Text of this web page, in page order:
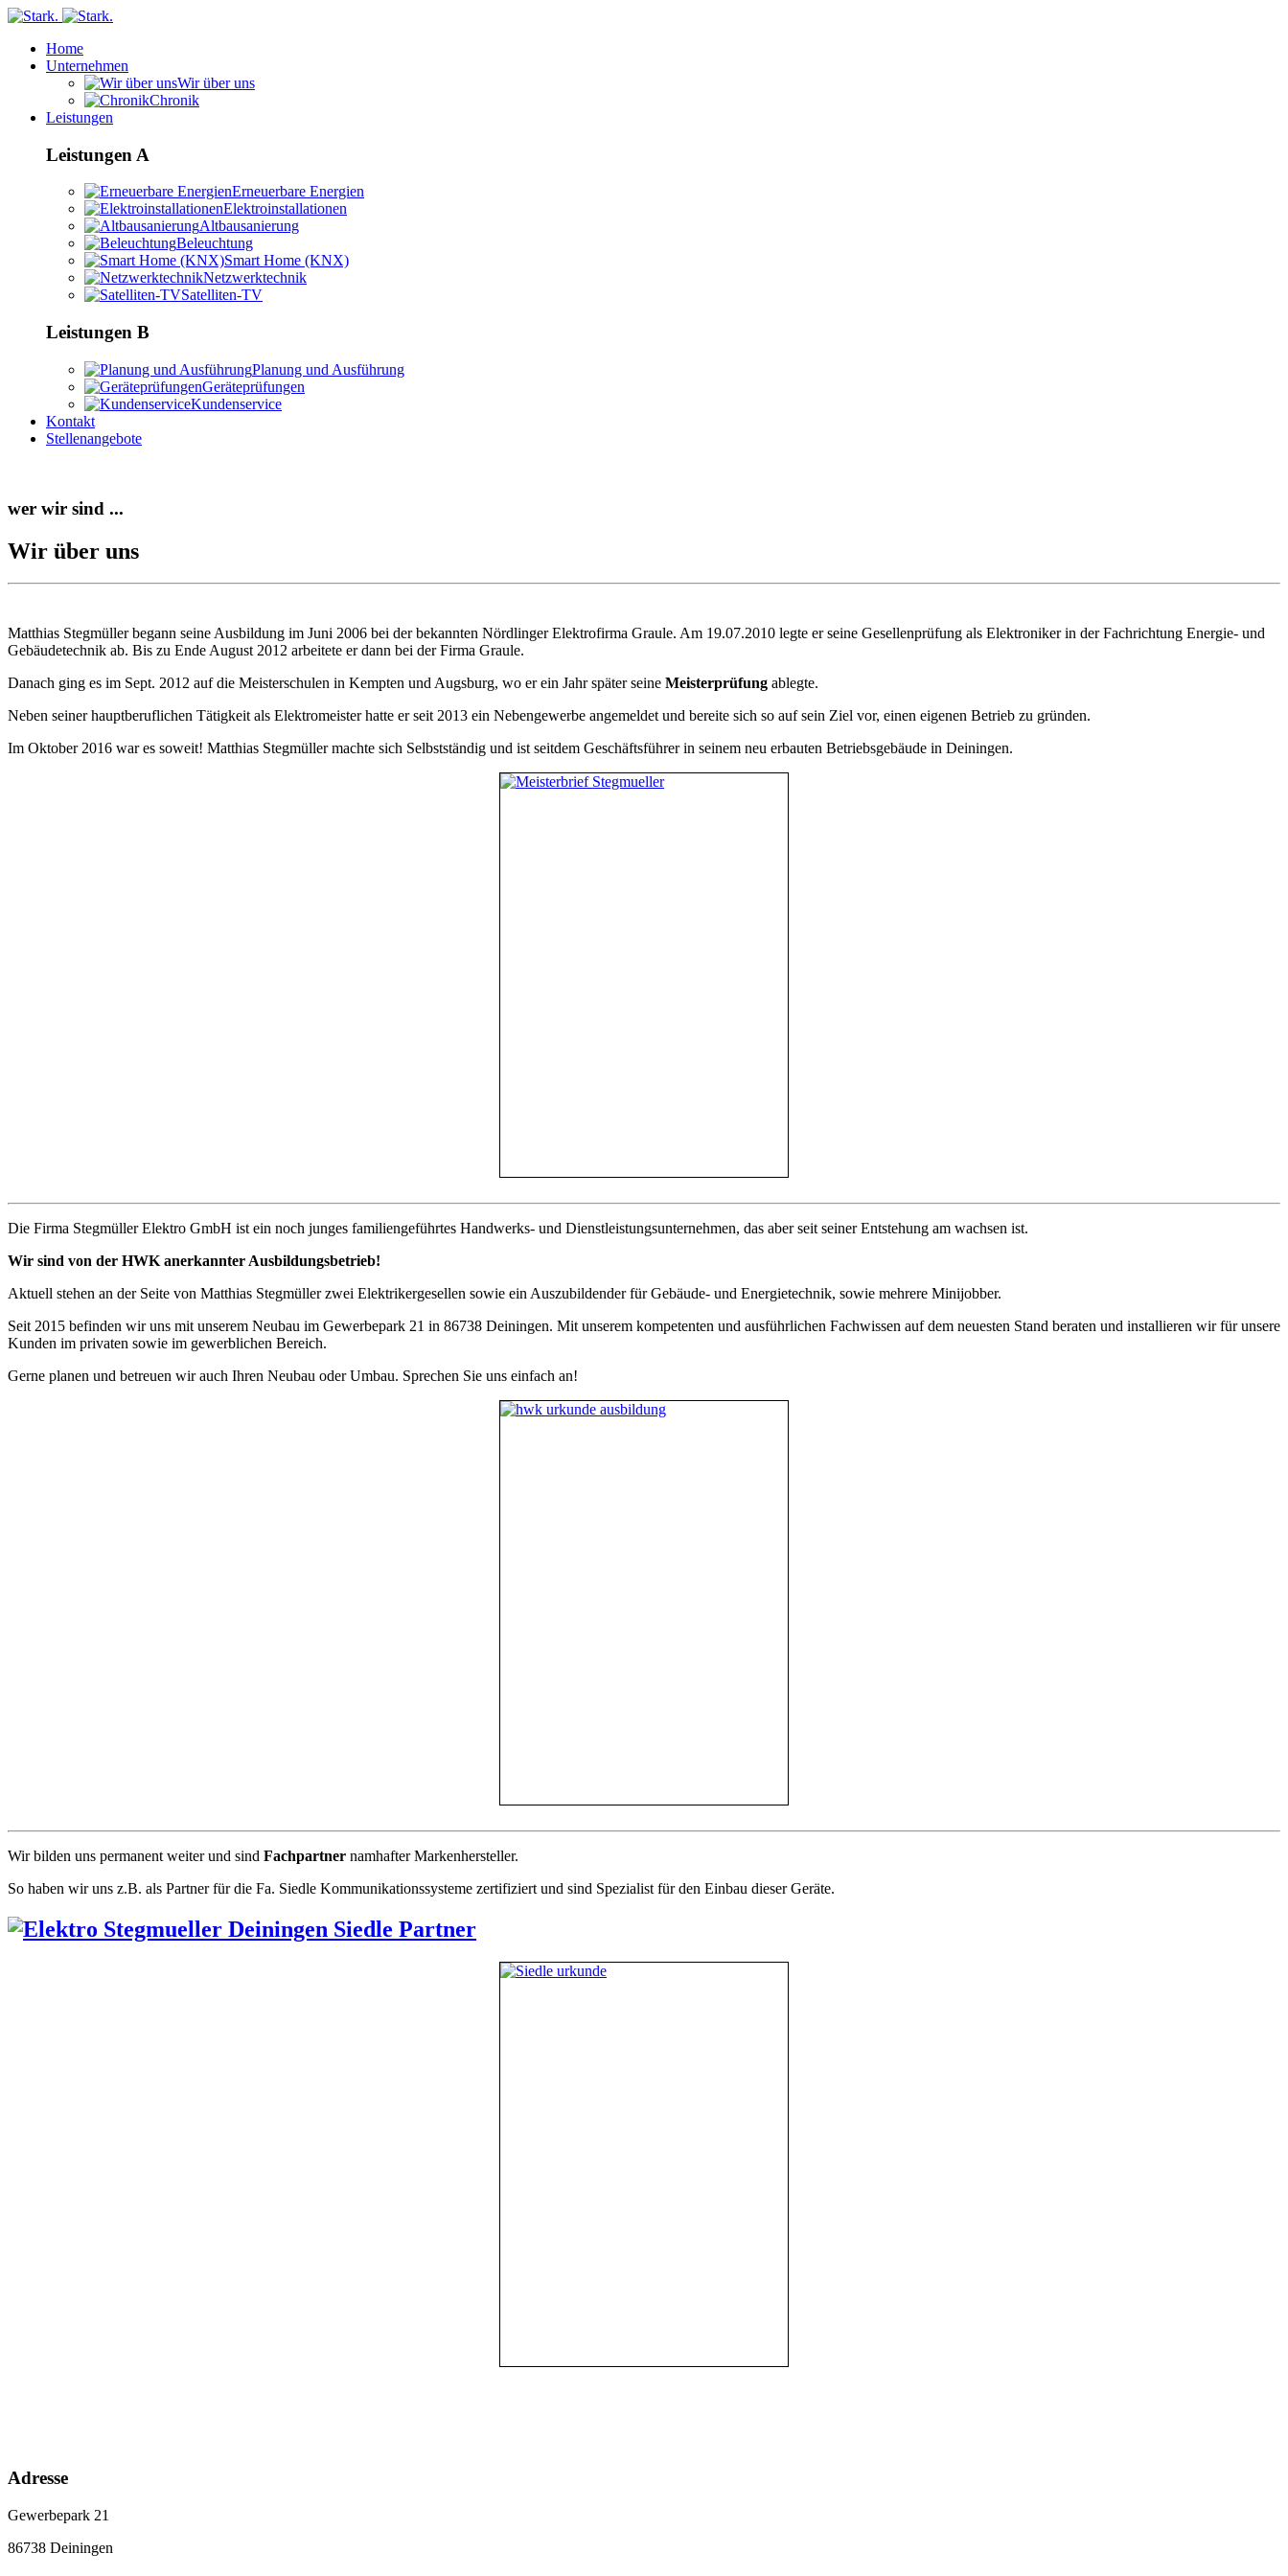
Home
Unternehmen
Wir über uns
Chronik
Leistungen
Leistungen A
Erneuerbare Energien
Elektroinstallationen
Altbausanierung
Beleuchtung
Smart Home (KNX)
Netzwerktechnik
Satelliten-TV
Leistungen B
Planung und Ausführung
Geräteprüfungen
Kundenservice
Kontakt
Stellenangebote
wer wir sind ...
Wir über uns
Matthias Stegmüller begann seine Ausbildung im Juni 2006 bei der bekannten Nördlinger Elektrofirma Graule. Am 19.07.2010 legte er seine Gesellenprüfung als Elektroniker in der Fachrichtung Energie- und
Gebäudetechnik ab. Bis zu Ende August 2012 arbeitete er dann bei der Firma Graule.
Danach ging es im Sept. 2012 auf die Meisterschulen in Kempten und Augsburg, wo er ein Jahr später seine Meisterprüfung ablegte.
Neben seiner hauptberuflichen Tätigkeit als Elektromeister hatte er seit 2013 ein Nebengewerbe angemeldet und bereite sich so auf sein Ziel vor, einen eigenen Betrieb zu gründen.
Im Oktober 2016 war es soweit! Matthias Stegmüller machte sich Selbstständig und ist seitdem Geschäftsführer in seinem neu erbauten Betriebsgebäude in Deiningen.
Die Firma Stegmüller Elektro GmbH ist ein noch junges familiengeführtes Handwerks- und Dienstleistungsunternehmen, das aber seit seiner Entstehung am wachsen ist.
Wir sind von der HWK anerkannter Ausbildungsbetrieb!
Aktuell stehen an der Seite von Matthias Stegmüller zwei Elektrikergesellen sowie ein Auszubildender für Gebäude- und Energietechnik, sowie mehrere Minijobber.
Seit 2015 befinden wir uns mit unserem Neubau im Gewerbepark 21 in 86738 Deiningen. Mit unserem kompetenten und ausführlichen Fachwissen auf dem neuesten Stand beraten und installieren wir für unsere
Kunden im privaten sowie im gewerblichen Bereich.
Gerne planen und betreuen wir auch Ihren Neubau oder Umbau. Sprechen Sie uns einfach an!
Wir bilden uns permanent weiter und sind Fachpartner namhafter Markenhersteller.
So haben wir uns z.B. als Partner für die Fa. Siedle Kommunikationssysteme zertifiziert und sind Spezialist für den Einbau dieser Geräte.
Adresse
Gewerbepark 21
86738 Deiningen